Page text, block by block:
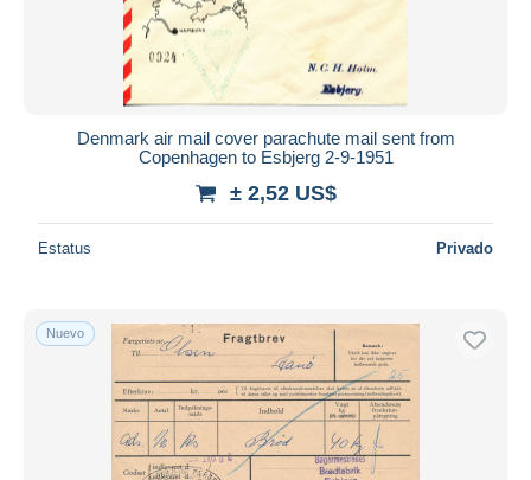
Denmark air mail cover parachute mail sent from
Copenhagen to Esbjerg 2-9-1951
± 2,52 US$
Estatus Privado
Nuevo